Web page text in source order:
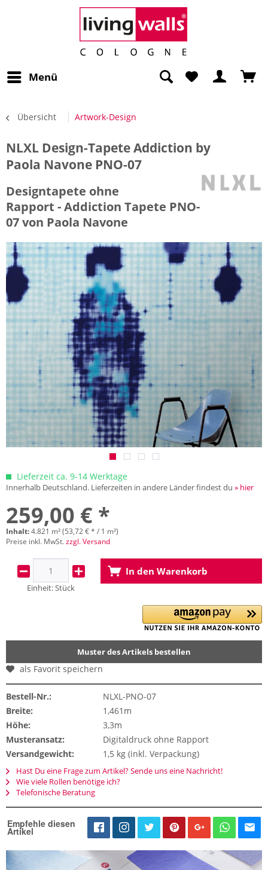
Menü
Übersicht Artwork-Design
NLXL Design-Tapete Addiction by
Paola Navone PNO-07
Designtapete ohne
Rapport - Addiction Tapete PNO-
07 von Paola Navone
Lieferzeit ca. 9-14 Werktage
Innerhalb Deutschland. Lieferzeiten in andere Länder findest du » hier
259,00 € *
Inhalt:4.821 m² (53,72 € * / 1 m²)
Preise inkl. MwSt.zzgl. Versand
Einheit:Stück
In den Warenkorb
Muster des Artikels bestellen
als Favorit speichern
Bestell-Nr.:
NLXL-PNO-07
Breite:
1,461m
Höhe:
3,3m
Musteransatz:
Digitaldruck ohne Rapport
Versandgewicht:
1,5 kg (inkl. Verpackung)
Hast Du eine Frage zum Artikel? Sende uns eine Nachricht!
Wie viele Rollen benötige ich?
Telefonische Beratung
Empfehle diesen
Artikel